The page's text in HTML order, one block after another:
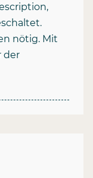
nötig. Mit
der